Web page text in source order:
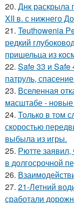
20. Днк раскрыла
XII в. с нижнего
21. Teuthowenia
редкий
пришельца из
22. Safe 33 и
патруль,
23. Вселенная
масштабе -
24. Только в том
скоростью
выбыла из игры.
25. Рютте заявил,
в долгосрочной
26.
27. 21-Летний
сработали